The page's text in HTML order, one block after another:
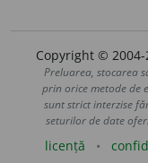
Copyright ©
Preluarea, stocarea
prin orice metode de
sunt strict interzise
seturilor de date
licență